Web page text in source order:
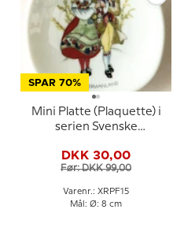
SPAR 70%
Mini Platte (Plaquette) i
serien Svenske
Södermanland
DKK 30,00
Før: DKK 99,00
Varenr.: XRPF15
Mål: Ø: 8 cm